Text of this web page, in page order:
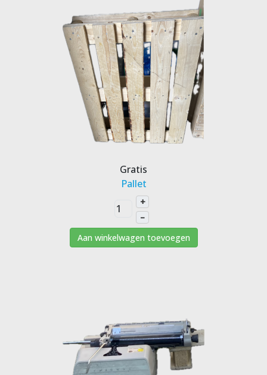
Gratis
Pallet
+
–
Aan winkelwagen toevoegen